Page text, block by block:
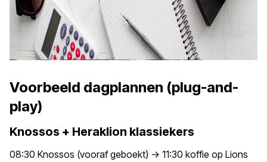
Voorbeeld dagplannen (plug-and-
play)
Knossos + Heraklion klassiekers
08:30 Knossos (vooraf geboekt) -> 11:30 koffie op Lions